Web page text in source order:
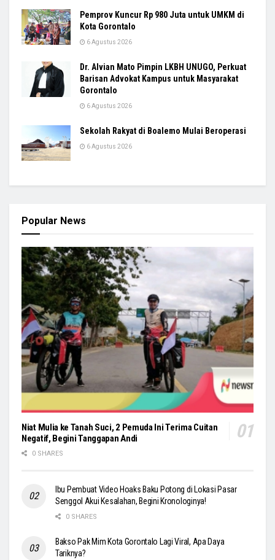
Pemprov Kuncur Rp 980 Juta untuk UMKM di
Kota Gorontalo
6 Agustus 2026
Dr. Alvian Mato Pimpin LKBH UNUGO, Perkuat
Barisan Advokat Kampus untuk Masyarakat
Gorontalo
6 Agustus 2026
Sekolah Rakyat di Boalemo Mulai Beroperasi
6 Agustus 2026
Popular News
Niat Mulia ke Tanah Suci, 2 Pemuda Ini Terima Cuitan
Negatif, Begini Tanggapan Andi
0 SHARES
Ibu Pembuat Video Hoaks Baku Potong di Lokasi Pasar
Senggol Akui Kesalahan, Begini Kronologinya!
0 SHARES
Bakso Pak Mim Kota Gorontalo Lagi Viral, Apa Daya
Tariknya?